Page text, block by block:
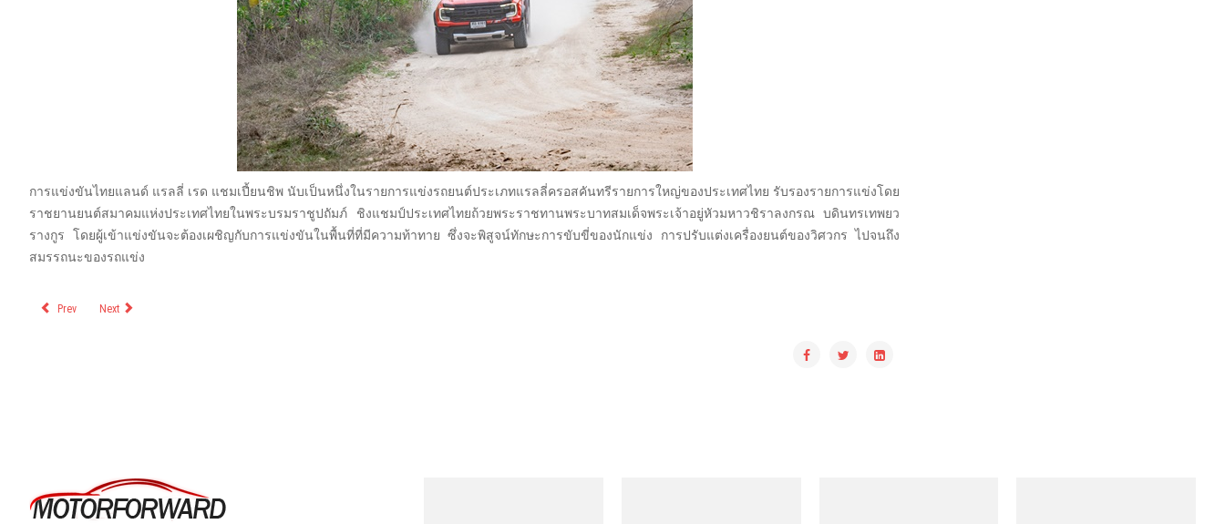
การแข่งขันไทยแลนด์ แรลลี่ เรด แชมเปี้ยนชิพ นับเป็นหนึ่งในรายการแข่งรถยนต์ประเภทแรลลี่ครอสคันทรีรายการใหญ่ของประเทศไทย รับรองรายการแข่งโดย
ราชยานยนต์สมาคมแห่งประเทศไทยในพระบรมราชูปถัมภ์ ชิงแชมป์ประเทศไทยถ้วยพระราชทานพระบาทสมเด็จพระเจ้าอยู่หัวมหาวชิราลงกรณ บดินทรเทพยว
รางกูร โดยผู้เข้าแข่งขันจะต้องเผชิญกับการแข่งขันในพื้นที่ที่มีความท้าทาย ซึ่งจะพิสูจน์ทักษะการขับขี่ของนักแข่ง การปรับแต่งเครื่องยนต์ของวิศวกร ไปจนถึง
สมรรถนะของรถแข่ง
Prev Next